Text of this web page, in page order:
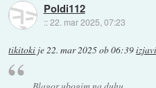
Poldi112
::22. mar 2025, 07:23
tikitoki je22. mar 2025 ob 06:39